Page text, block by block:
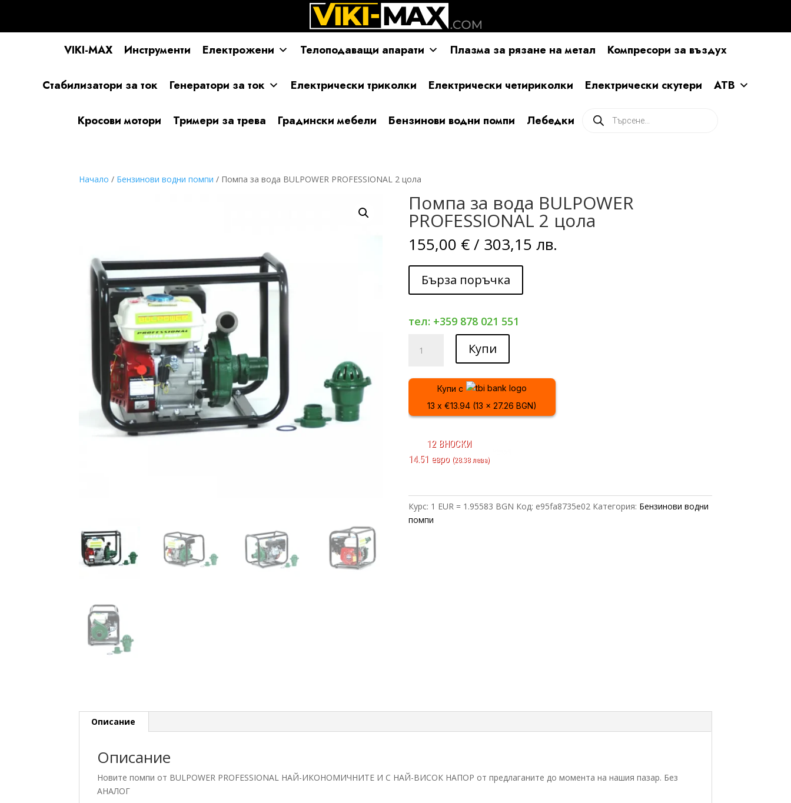
VIKI-MAX Инструменти Електрожени Телоподаващи апарати Плазма за рязане на метал Компресори за въздух
Стабилизатори за ток Генератори за ток Електрически триколки Електрически четириколки Електрически скутери АТВ
Кросови мотори Тримери за трева Градински мебели Бензинови водни помпи Лебедки search
Начало / Бензинови водни помпи / Помпа за вода BULPOWER PROFESSIONAL 2 цола
Помпа за вода BULPOWER
PROFESSIONAL 2 цола
155,00 €/ 303,15 лв.
Бърза поръчка
тел: +359 878 021 551
за
BULPOWER
PROFESSIONAL
Купи
Купи с
13 x €13.94 (13 x 27.26 BGN)
12 ВНОСКИ
14.51 евро (28.38 лева)
Курс: 1 EUR = 1.95583 BGN Код: e95fa8735e02 Категория: Бензинови водни
помпи
Описание
Описание
Новите помпи от BULPOWER PROFESSIONAL НАЙ-ИКОНОМИЧНИТЕ И С НАЙ-ВИСОК НАПОР от предлаганите до момента на нашия пазар. Без
АНАЛОГ